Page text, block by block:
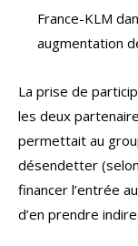
France-KLM
augmentation
La prise de
les deux
permettait au
désendetter
financer l’entrée
d’en prendre